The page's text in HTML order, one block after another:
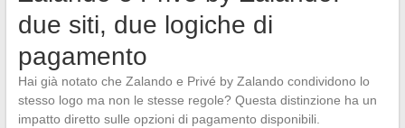
due siti, due logiche di
pagamento
Hai già notato che Zalando e Privé by Zalando condividono lo
stesso logo ma non le stesse regole? Questa distinzione ha un
impatto diretto sulle opzioni di pagamento disponibili.